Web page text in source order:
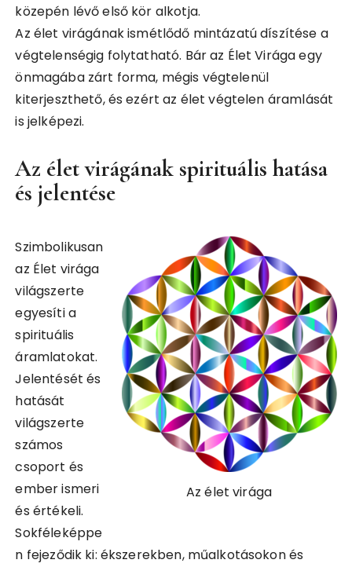
közepén lévő első kör alkotja.
Az élet virágának ismétlődő mintázatú díszítése a
végtelenségig folytatható. Bár az Élet Virága egy
önmagába zárt forma, mégis végtelenül
kiterjeszthető, és ezért az élet végtelen áramlását
is jelképezi.
Az élet virágának spirituális hatása
és jelentése
Az élet virága
Szimbolikusan
az Élet virága
világszerte
egyesíti a
spirituális
áramlatokat.
Jelentését és
hatását
világszerte
számos
csoport és
ember ismeri
és értékeli.
Sokféleképpe
n fejeződik ki: ékszerekben, műalkotásokon és